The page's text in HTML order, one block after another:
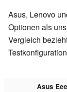
Asus, Lenovo
Optionen als
Vergleich
Asus